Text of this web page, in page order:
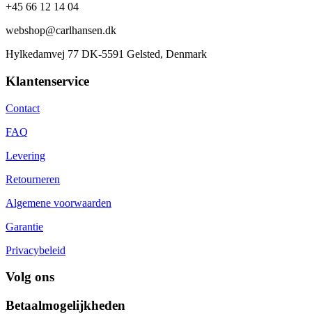
+45 66 12 14 04
webshop@carlhansen.dk
Hylkedamvej 77 DK-5591 Gelsted, Denmark
Klantenservice
Contact
FAQ
Levering
Retourneren
Algemene voorwaarden
Garantie
Privacybeleid
Volg ons
Betaalmogelijkheden